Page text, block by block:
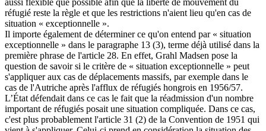
réfugié reste la règle et que les restrictions n'aient lieu qu'en cas de
situation « exceptionnelle ».
Il importe également de déterminer ce qu'on entend par « situation
exceptionnelle » dans le paragraphe 13 (3), terme déjà utilisé dans la
première phrase de l'article 28. En effet, Grahl Madsen pose la
question de savoir si le critère de « situation exceptionnelle » peut
s'appliquer aux cas de déplacements massifs, par exemple dans le
cas de l'Autriche après l'afflux de réfugiés hongrois en 1956/57.
L’État défendait dans ce cas le fait que la réadmission d'un nombre
important de réfugiés posait une situation compliquée. Dans ce cas,
c'est plus probablement l'article 31 (2) de la Convention de 1951 qui